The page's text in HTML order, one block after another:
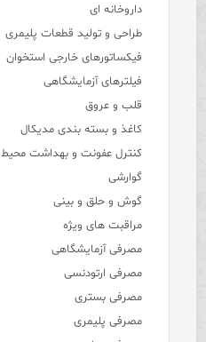
داروخانه ای
طراحی و تولید قطعات پلیمری
فیکساتورهای خارجی استخوان
فیلترهای آزمایشگاهی
قلب و عروق
کاغذ و بسته بندی مدیکال
کنترل عفونت و بهداشت محیط
گوارشی
گوش و حلق و بینی
مراقبت های ویژه
مصرفی آزمایشگاهی
مصرفی ارتودنسی
مصرفی بستری
مصرفی پلیمری